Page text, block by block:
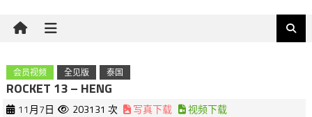
会员视频 全见版 泰国
ROCKET 13 – HENG
11月7日 203131 次 写真下载
视频下载